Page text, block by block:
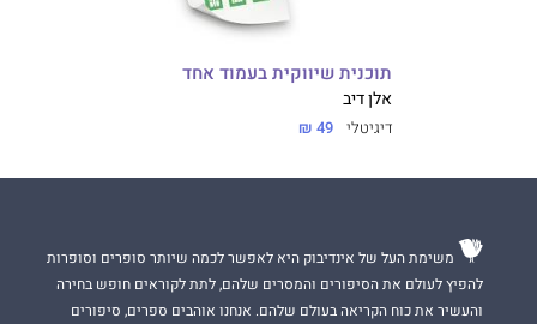
תוכנית שיווקית בעמוד אחד
אלן דיב
דיגיטלי 49 ₪
משימת העל של אינדיבוק היא לאפשר לכמה שיותר סופרים וסופרות
להפיץ לעולם את הסיפורים והמסרים שלהם, לתת לקוראים חופש בחירה
והעשיר את כוח הקריאה בעולם שלהם. אנחנו אוהבים ספרים, סיפורים